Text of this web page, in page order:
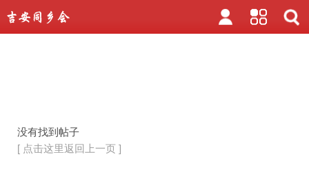
没有找到帖子
[ 点击这里返回上一页 ]